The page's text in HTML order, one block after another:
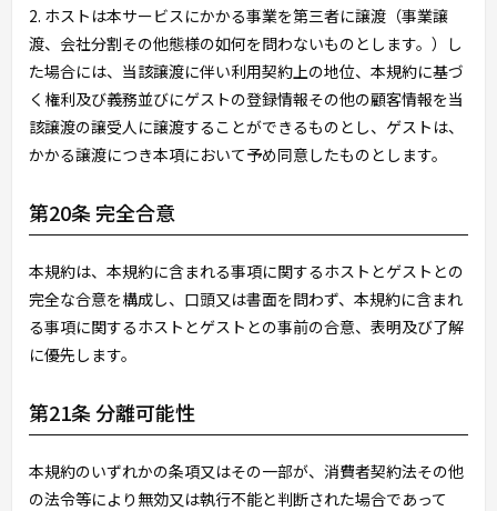
2. ホストは本サービスにかかる事業を第三者に譲渡（事業譲
渡、会社分割その他態様の如何を問わないものとします。）し
た場合には、当該譲渡に伴い利用契約上の地位、本規約に基づ
く権利及び義務並びにゲストの登録情報その他の顧客情報を当
該譲渡の譲受人に譲渡することができるものとし、ゲストは、
かかる譲渡につき本項において予め同意したものとします。
第20条 完全合意
本規約は、本規約に含まれる事項に関するホストとゲストとの
完全な合意を構成し、口頭又は書面を問わず、本規約に含まれ
る事項に関するホストとゲストとの事前の合意、表明及び了解
に優先します。
第21条 分離可能性
本規約のいずれかの条項又はその一部が、消費者契約法その他
の法令等により無効又は執行不能と判断された場合であって